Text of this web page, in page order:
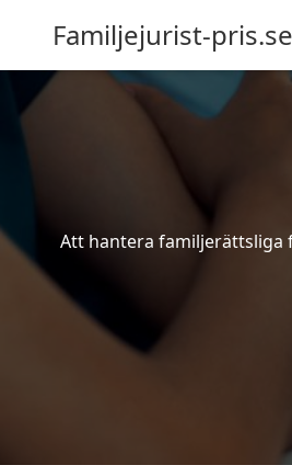
Familjejurist-pris.se
Att hantera familjerättsliga